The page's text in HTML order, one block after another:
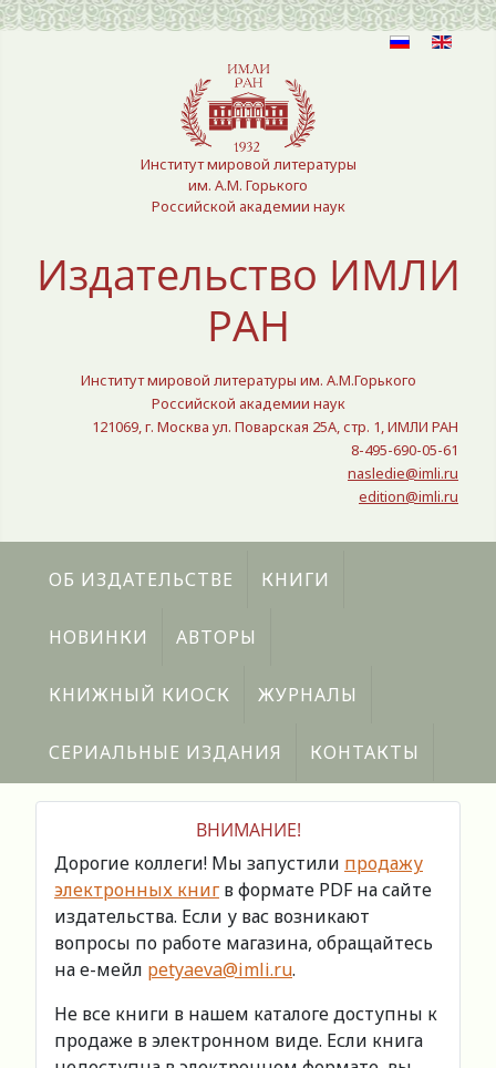
Выберите язык
Институт мировой литературы
им. А.М. Горького
Российской академии наук
Издательство ИМЛИ
РАН
Институт мировой литературы им. А.М.Горького
Российской академии наук
121069, г. Москва ул. Поварская 25A, стр. 1, ИМЛИ РАН
8-495-690-05-61
nasledie@imli.ru
edition@imli.ru
ОБ ИЗДАТЕЛЬСТВЕ КНИГИ
НОВИНКИ АВТОРЫ
КНИЖНЫЙ КИОСК ЖУРНАЛЫ
СЕРИАЛЬНЫЕ ИЗДАНИЯ КОНТАКТЫ
ВНИМАНИЕ!
Дорогие коллеги! Мы запустили продажу
электронных книг в формате PDF на сайте
издательства. Если у вас возникают
вопросы по работе магазина, обращайтесь
на е-мейл petyaeva@imli.ru.
Не все книги в нашем каталоге доступны к
продаже в электронном виде. Если книга